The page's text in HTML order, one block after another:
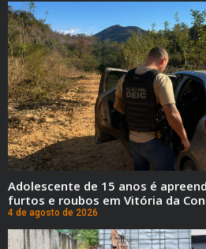
Adolescente de 15 anos é
furtos e roubos em Vitória da
4 de agosto de 2026